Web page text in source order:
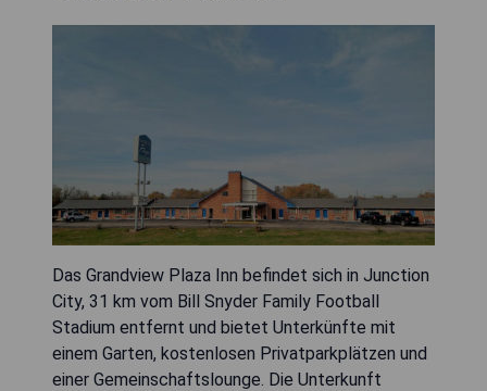
Das Grandview Plaza Inn befindet sich in Junction
City, 31 km vom Bill Snyder Family Football
Stadium entfernt und bietet Unterkünfte mit
einem Garten, kostenlosen Privatparkplätzen und
einer Gemeinschaftslounge. Die Unterkunft